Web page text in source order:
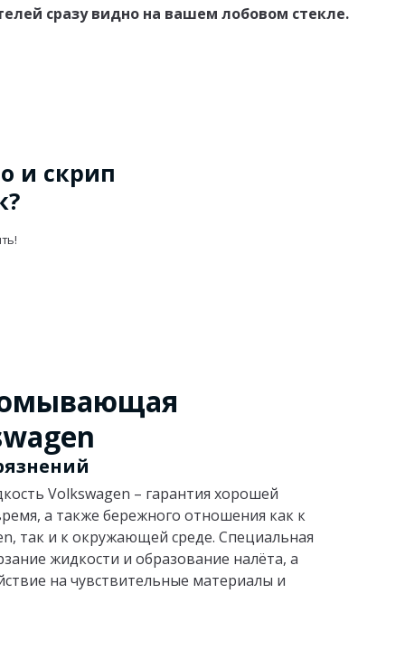
сразу видно на вашем лобовом стекле.
и скрип
Volkswagen – гарантия хорошей
а также бережного отношения как к
так и к окружающей среде. Специальная
жидкости и образование налёта, а
на чувствительные материалы и